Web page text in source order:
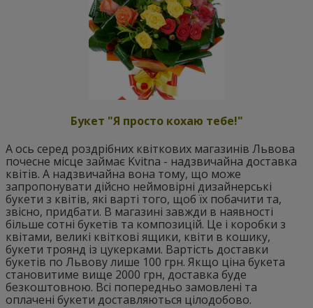
Букет "Я просто кохаю тебе!"
А ось серед роздрібних квіткових магазинів Львова
почесне місце займає Kvitna - надзвичайна доставка
квітів. А надзвичайна вона тому, що може
запропонувати дійсно неймовірні дизайнерські
букети з квітів, які варті того, щоб їх побачити та,
звісно, придбати. В магазині завжди в наявності
більше сотні букетів та композицій. Це і коробки з
квітами, великі квіткові ящики, квіти в кошику,
букети троянд із цукерками. Вартість доставки
букетів по Львову лише 100 грн. Якщо ціна букета
становитиме вище 2000 грн, доставка буде
безкоштовною. Всі попередньо замовлені та
оплачені букети доставляються цілодобово.